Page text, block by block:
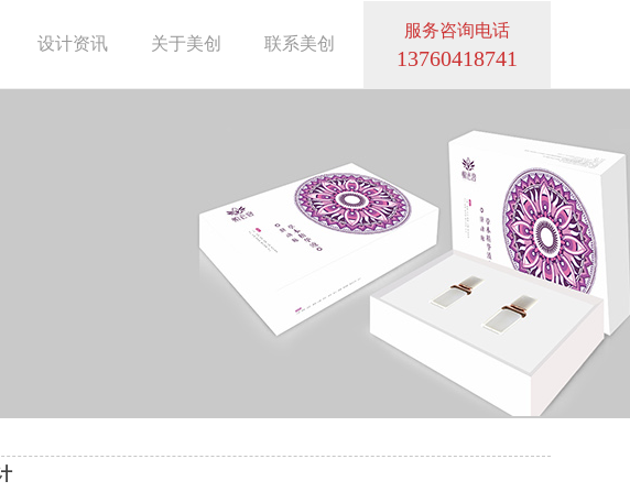
服务咨询电话
13760418741
设计资讯 关于美创 联系美创